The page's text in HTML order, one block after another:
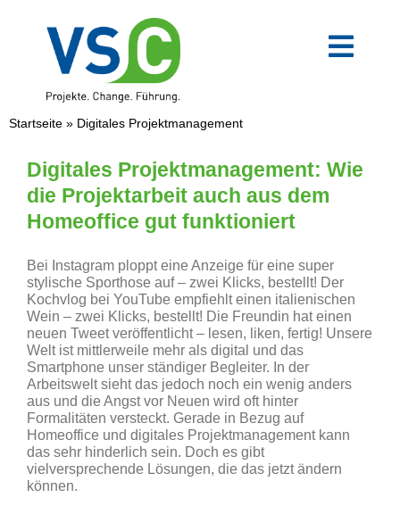
springen
VSC-Team
Mittelstand
Verwaltung
Digitale Transformation
Weiterbildungen
Blog
Startseite » Digitales Projektmanagement
Digitales Projektmanagement: Wie
die Projektarbeit auch aus dem
Homeoffice gut funktioniert
Bei Instagram ploppt eine Anzeige für eine super
stylische Sporthose auf – zwei Klicks, bestellt! Der
Kochvlog bei YouTube empfiehlt einen italienischen
Wein – zwei Klicks, bestellt! Die Freundin hat einen
neuen Tweet veröffentlicht – lesen, liken, fertig! Unsere
Welt ist mittlerweile mehr als digital und das
Smartphone unser ständiger Begleiter. In der
Arbeitswelt sieht das jedoch noch ein wenig anders
aus und die Angst vor Neuen wird oft hinter
Formalitäten versteckt. Gerade in Bezug auf
Homeoffice und digitales Projektmanagement kann
das sehr hinderlich sein. Doch es gibt
vielversprechende Lösungen, die das jetzt ändern
können.